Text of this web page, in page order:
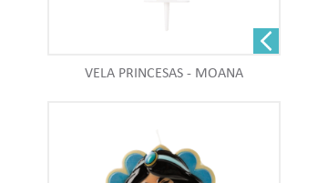
VELA PRINCESAS - MOANA